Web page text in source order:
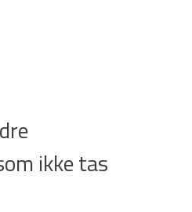
ikke tas